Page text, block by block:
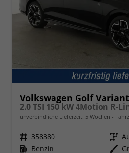
Volkswagen Golf Variant
unverbindliche Lieferzeit: 5 Wochen
Fahrzeugnr. 358380 Getriebe
Kraftstoff Benzin Außenfarbe